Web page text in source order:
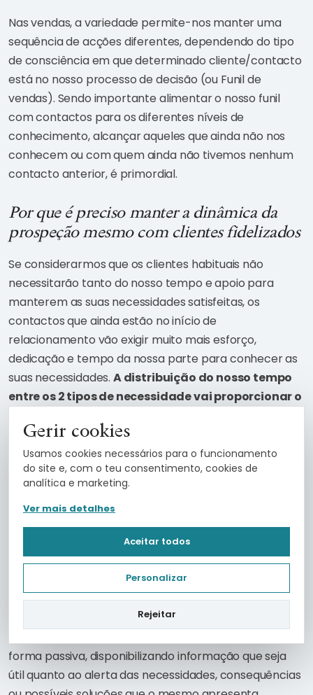
Nas vendas, a variedade permite-nos manter uma
sequência de acções diferentes, dependendo do tipo
de consciência em que determinado cliente/contacto
está no nosso processo de decisão (ou Funil de
vendas). Sendo importante alimentar o nosso funil
com contactos para os diferentes níveis de
conhecimento, alcançar aqueles que ainda não nos
conhecem ou com quem ainda não tivemos nenhum
contacto anterior, é primordial.
Por que é preciso manter a dinâmica da
prospeção mesmo com clientes fidelizados
Se considerarmos que os clientes habituais não
necessitarão tanto do nosso tempo e apoio para
manterem as suas necessidades satisfeitas, os
contactos que ainda estão no início de
relacionamento vão exigir muito mais esforço,
dedicação e tempo da nossa parte para conhecer as
suas necessidades. A distribuição do nosso tempo
entre os 2 tipos de necessidade vai proporcionar o
contínua. No fundo, um dos grandes desafios que
qualquer vendedor, mas também das suas
organizações, enfrentam constantemente.
Escolhendo a melhor abordagem para
prospeção: ativa ou passiva?
Aqui poderemos considerar formas diferentes para
este trabalho: de forma ativa em que somos nós que
procuramos, analisamos, selecionamos e
apresentamos, correndo o risco da nossa análise ou
forma passiva, disponibilizando informação que seja
útil quanto ao alerta das necessidades, consequências
Gerir cookies
Usamos cookies necessários para o funcionamento
do site e, com o teu consentimento, cookies de
analítica e marketing.
Ver mais detalhes
Aceitar todos
Personalizar
Rejeitar